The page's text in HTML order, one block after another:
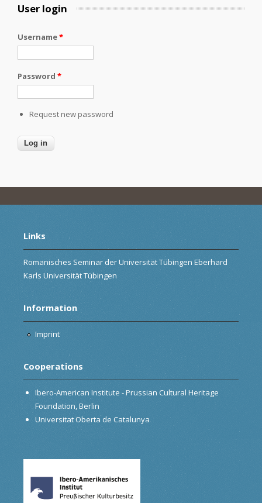
User login
Username*
Password *
Request new password
Links
Romanisches Seminar der Universität Tübingen Eberhard
Karls Universität Tübingen
Information
Imprint
Cooperations
Ibero-American Institute - Prussian Cultural Heritage
Foundation, Berlin
Universitat Oberta de Catalunya